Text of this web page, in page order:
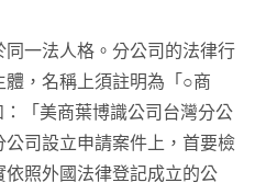
一法人格。分公司的法律行
，名稱上須註明為「○商
「美商葉博識公司台灣分公
司設立申請案件上，首要檢
照外國法律登記成立的公